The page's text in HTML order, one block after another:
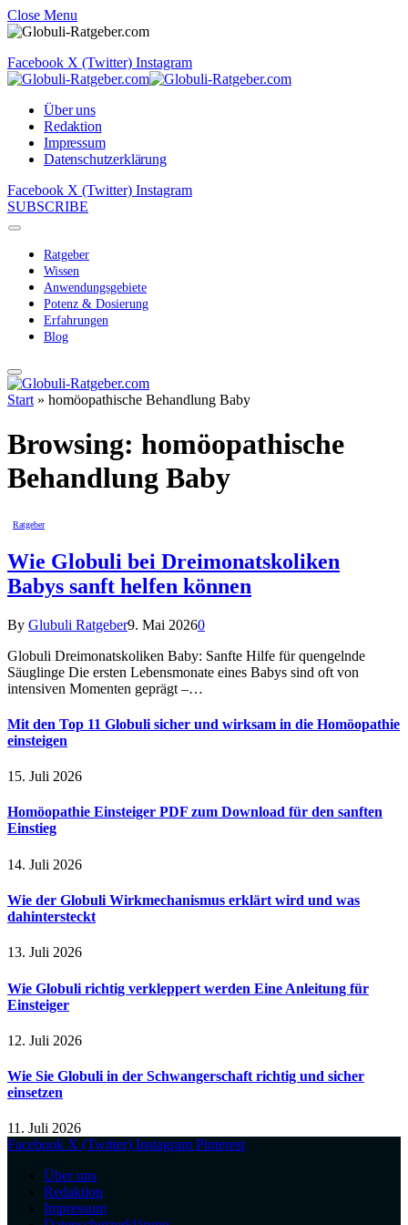
Close Menu
Facebook X (Twitter) Instagram
Über uns
Redaktion
Impressum
Datenschutzerklärung
Facebook X (Twitter) Instagram
SUBSCRIBE
Ratgeber
Wissen
Anwendungsgebiete
Potenz & Dosierung
Erfahrungen
Blog
Start » homöopathische Behandlung Baby
Browsing: homöopathische
Behandlung Baby
Ratgeber
Wie Globuli bei Dreimonatskoliken
Babys sanft helfen können
By Glubuli Ratgeber9. Mai 20260
Globuli Dreimonatskoliken Baby: Sanfte Hilfe für quengelnde
Säuglinge Die ersten Lebensmonate eines Babys sind oft von
intensiven Momenten geprägt –…
Mit den Top 11 Globuli sicher und wirksam in die Homöopathie
einsteigen
15. Juli 2026
Homöopathie Einsteiger PDF zum Download für den sanften
Einstieg
14. Juli 2026
Wie der Globuli Wirkmechanismus erklärt wird und was
dahintersteckt
13. Juli 2026
Wie Globuli richtig verkleppert werden Eine Anleitung für
Einsteiger
12. Juli 2026
Wie Sie Globuli in der Schwangerschaft richtig und sicher
einsetzen
11. Juli 2026
Facebook X (Twitter) Instagram Pinterest
Über uns
Redaktion
Impressum